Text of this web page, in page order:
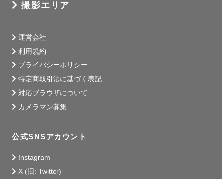
撮影エリア
運営会社
利用規約
プライバシーポリシー
特定商取引法に基づく表記
対応ブラウザについて
カメラマン募集
公式SNSアカウント
Instagram
X (旧: Twitter)